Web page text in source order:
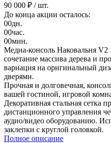
90 000 ₽ / шт.
До конца акции осталось:
00дн.
00час.
00мин.
Медиа-консоль Наковальня V2
сочетание массива дерева и
вариация на оригинальный
дверями.
Прочная и долговечная,
вашей гостиной, игровой
Декоративная стальная сетка
дистанционного управления
аудио/видео оборудованию.
заклепки с круглой головкой.
Полное описание